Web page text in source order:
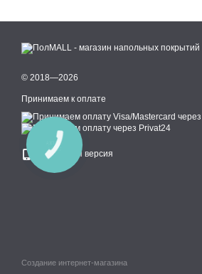
© 2018—2026
Принимаем к оплате
Мобильная версия
Создание интернет-магазина
КНОПКА
СВЯЗИ